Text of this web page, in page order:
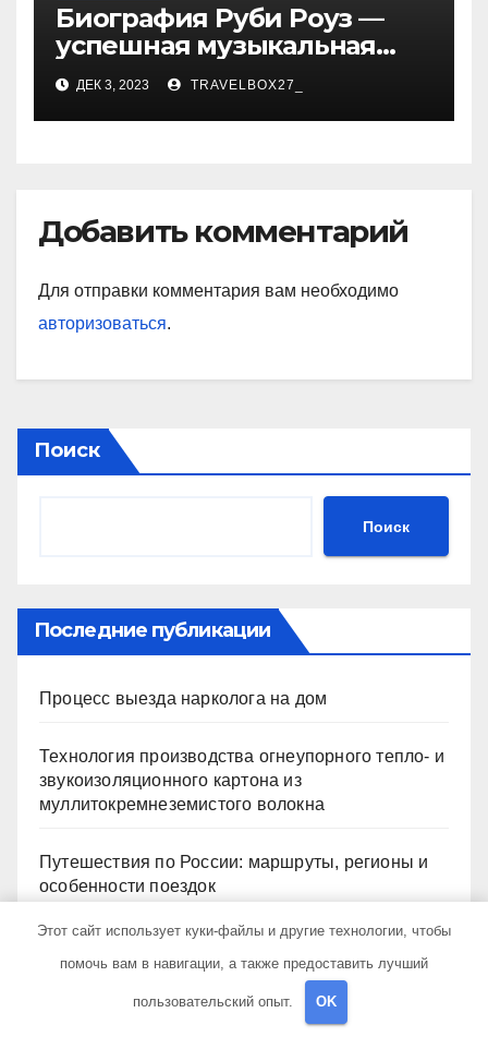
Биография Руби Роуз —
успешная музыкальная
карьера, личная жизнь и
знаковые достижения
ДЕК 3, 2023 TRAVELBOX27_
Добавить комментарий
Для отправки комментария вам необходимо
авторизоваться.
Поиск
Поиск
Последние публикации
Процесс выезда нарколога на дом
Технология производства огнеупорного тепло- и
звукоизоляционного картона из
муллитокремнеземистого волокна
Путешествия по России: маршруты, регионы и
особенности поездок
Частные экскурсии в столице: форматы,
маршруты и особенности организации
Железнодорожные перевозки из Китая:
Этот сайт использует куки-файлы и другие технологии, чтобы
помочь вам в навигации, а также предоставить лучший
пользовательский опыт. OK